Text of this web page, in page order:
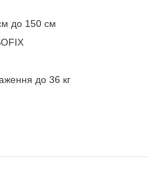
до 150 см
до 36 кг